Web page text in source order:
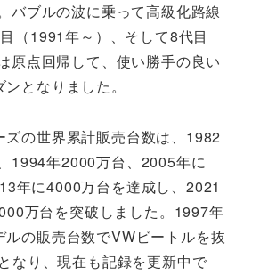
バブルの波に乗って高級化路線
（1991年～）、そして8代目
原点回帰して、使い勝手の良い
となりました。
ズの世界累計販売台数は、1982
1994年2000万台、2005年に
年に4000万台を達成し、2021
万台を突破しました。1997年
ルの販売台数でVWビートルを抜
なり、現在も記録を更新中で